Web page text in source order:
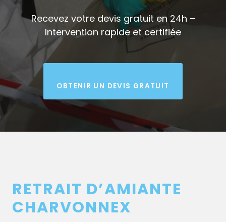
Recevez votre devis gratuit en 24h –
Intervention rapide et certifiée
OBTENIR UN DEVIS GRATUIT
RETRAIT D’AMIANTE
CHARVONNEX